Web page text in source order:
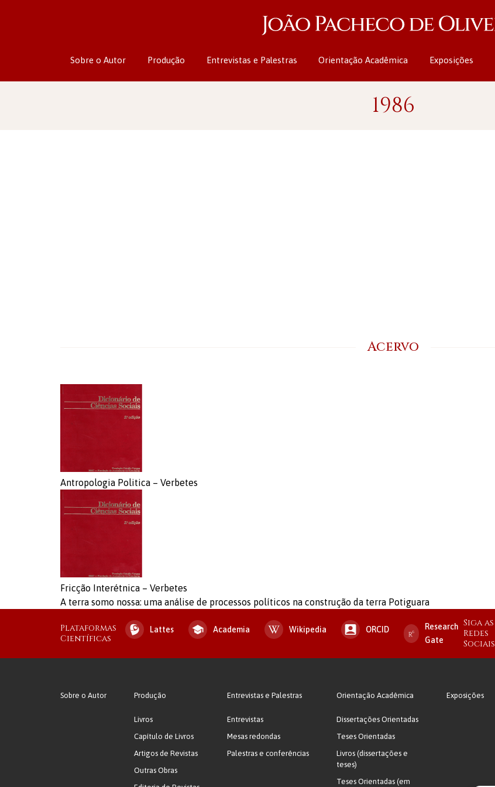
Sobre o Autor Produção Entrevistas e Palestras Orientação Acadêmica Exposições
1986
Acervo
Antropologia Politica – Verbetes
Fricção Interétnica – Verbetes
A terra somo nossa: uma análise de processos políticos na construção da terra Potiguara
Plataformas
Científicas
Lattes Academia Wikipedia ORCID
Research
Gate
Siga as
Redes
Sociais
Sobre o Autor Produção
Livros
Capítulo de Livros
Artigos de Revistas
Outras Obras
Entrevistas e Palestras
Entrevistas
Mesas redondas
Palestras e conferências
Orientação Acadêmica
Dissertações Orientadas
Teses Orientadas
Livros (dissertações e
teses)
Teses Orientadas (em
Exposições